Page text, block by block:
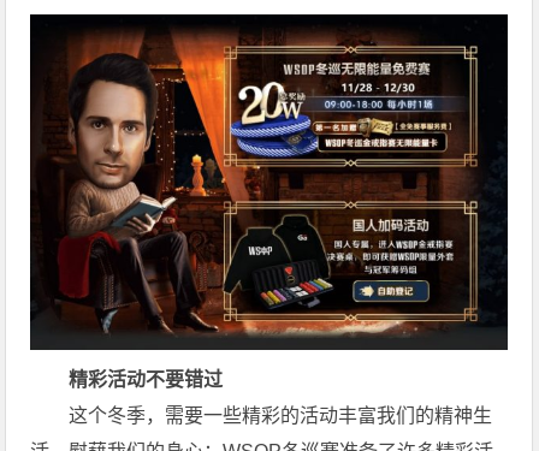
精彩活动不要错过
这个冬季，需要一些精彩的活动丰富我们的精神生